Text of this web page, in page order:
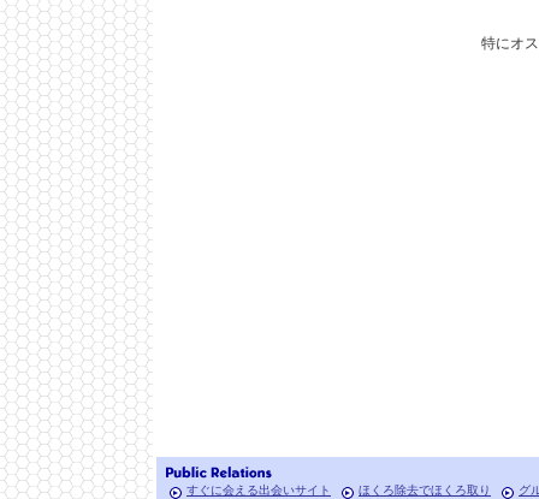
特にオ
すぐに会える出会いサイト ほくろ除去でほくろ取り
グ